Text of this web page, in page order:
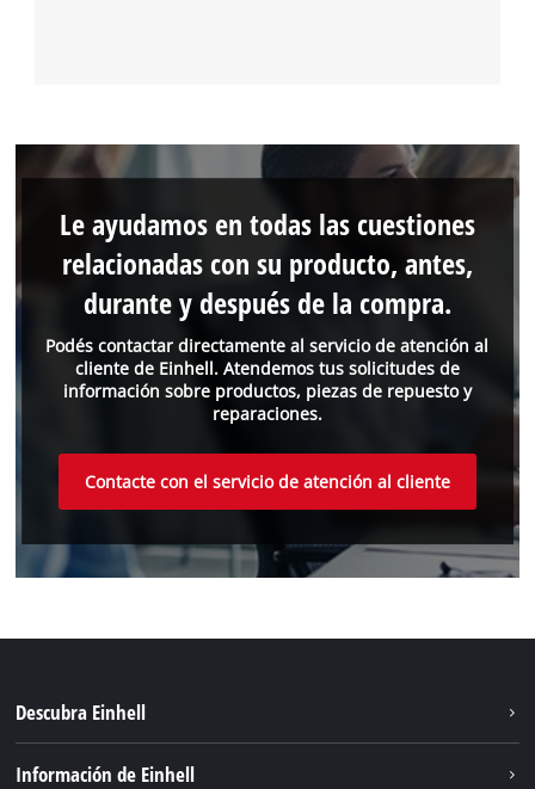
Podés contactar directamente al servicio de atención al
cliente de Einhell. Atendemos tus solicitudes de
información sobre productos, piezas de repuesto y
reparaciones.
Le ayudamos en todas las cuestiones
relacionadas con su producto, antes,
durante y después de la compra.
Contacte con el servicio de atención al cliente
Descubra Einhell
Información de Einhell